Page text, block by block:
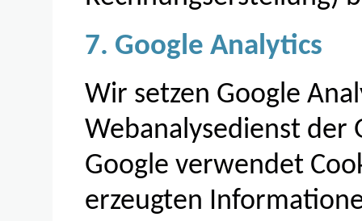
7. Google Analytics
Wir setzen Google
Webanalysedienst der
Google verwendet
erzeugten